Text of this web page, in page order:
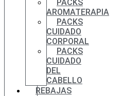
PACKS
AROMATERAPIA
PACKS
CUIDADO
CORPORAL
PACKS
CUIDADO
DEL
CABELLO
REBAJAS